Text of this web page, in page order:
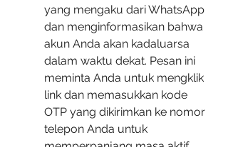
yang mengaku dari WhatsApp
dan menginformasikan bahwa
akun Anda akan kadaluarsa
dalam waktu dekat. Pesan ini
meminta Anda untuk mengklik
link dan memasukkan kode
OTP yang dikirimkan ke nomor
telepon Anda untuk